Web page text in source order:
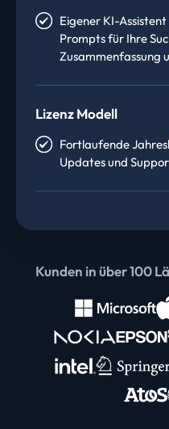
Eigener KI-
Prompts für Ihre
Zusammenfassung
Lizenz Modell
Fortlaufende
Updates und
Kunden in über 100